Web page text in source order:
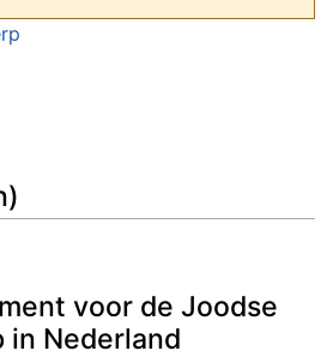
voor de Joodse
in Nederland